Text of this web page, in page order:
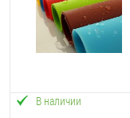
В наличии